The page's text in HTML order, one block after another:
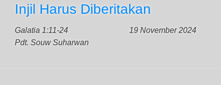
Injil Harus Diberitakan
Galatia 1:11-24
19 November 2024
Pdt. Souw Suharwan